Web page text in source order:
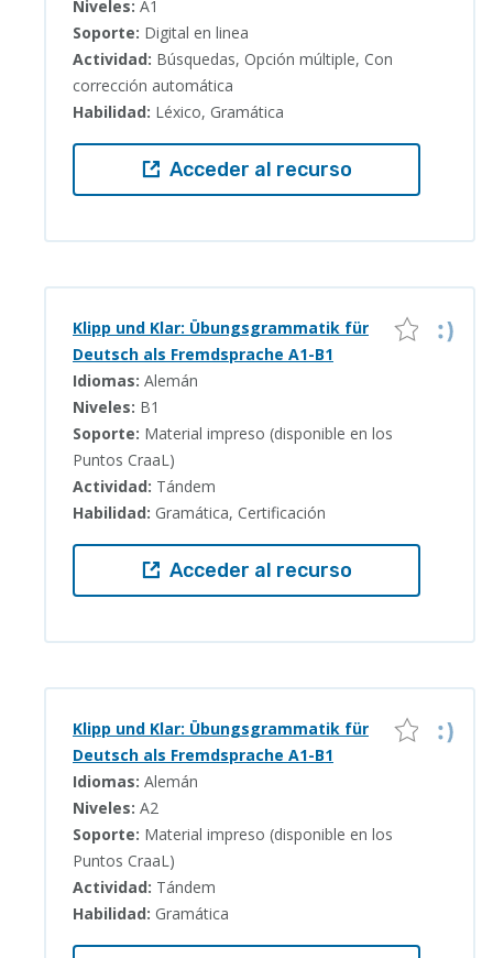
Niveles: A1
Soporte: Digital en linea
Actividad: Búsquedas, Opción múltiple, Con
corrección automática
Habilidad: Léxico, Gramática
Acceder al recurso
Klipp und Klar: Übungsgrammatik für
Deutsch als Fremdsprache A1-B1
Idiomas: Alemán
Niveles: B1
Soporte: Material impreso (disponible en los
Puntos CraaL)
Actividad: Tándem
Habilidad: Gramática, Certificación
Acceder al recurso
Klipp und Klar: Übungsgrammatik für
Deutsch als Fremdsprache A1-B1
Idiomas: Alemán
Niveles: A2
Soporte: Material impreso (disponible en los
Puntos CraaL)
Actividad: Tándem
Habilidad: Gramática